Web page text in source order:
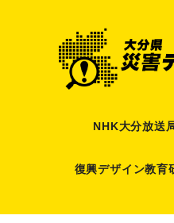
NHK大分放送
復興デザイン教育